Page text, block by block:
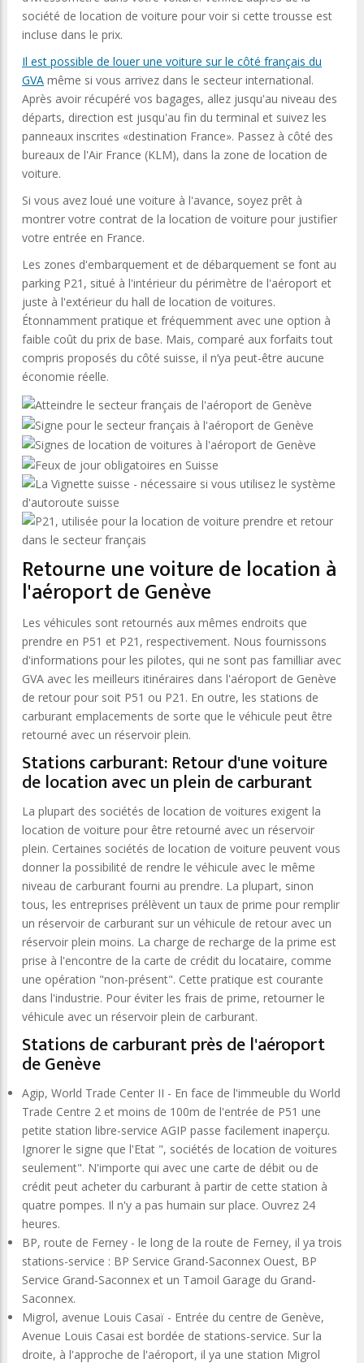
société de location de voiture pour voir si cette trousse est
incluse dans le prix.
Il est possible de louer une voiture sur le côté français du
GVA même si vous arrivez dans le secteur international.
Après avoir récupéré vos bagages, allez jusqu'au niveau des
départs, direction est jusqu'au fin du terminal et suivez les
panneaux inscrites «destination France». Passez à côté des
bureaux de l'Air France (KLM), dans la zone de location de
voiture.
Si vous avez loué une voiture à l'avance, soyez prêt à
montrer votre contrat de la location de voiture pour justifier
votre entrée en France.
Les zones d'embarquement et de débarquement se font au
parking P21, situé à l'intérieur du périmètre de l'aéroport et
juste à l'extérieur du hall de location de voitures.
Étonnamment pratique et fréquemment avec une option à
faible coût du prix de base. Mais, comparé aux forfaits tout
compris proposés du côté suisse, il n’ya peut-être aucune
économie réelle.
Retourne une voiture de location à
l'aéroport de Genève
Les véhicules sont retournés aux mêmes endroits que
prendre en P51 et P21, respectivement. Nous fournissons
d'informations pour les pilotes, qui ne sont pas familliar avec
GVA avec les meilleurs itinéraires dans l'aéroport de Genève
de retour pour soit P51 ou P21. En outre, les stations de
carburant emplacements de sorte que le véhicule peut être
retourné avec un réservoir plein.
Stations carburant: Retour d'une voiture
de location avec un plein de carburant
La plupart des sociétés de location de voitures exigent la
location de voiture pour être retourné avec un réservoir
plein. Certaines sociétés de location de voiture peuvent vous
donner la possibilité de rendre le véhicule avec le même
niveau de carburant fourni au prendre. La plupart, sinon
tous, les entreprises prélèvent un taux de prime pour remplir
un réservoir de carburant sur ​​un véhicule de retour avec un
réservoir plein moins. La charge de recharge de la prime est
prise à l'encontre de la carte de crédit du locataire, comme
une opération "non-présent". Cette pratique est courante
dans l'industrie. Pour éviter les frais de prime, retourner le
véhicule avec un réservoir plein de carburant.
Stations de carburant près de l'aéroport
de Genève
Agip, World Trade Center II - En face de l'immeuble du World
Trade Centre 2 et moins de 100m de l'entrée de P51 une
petite station libre-service AGIP passe facilement inaperçu.
Ignorer le signe que l'Etat ", sociétés de location de voitures
seulement". N'importe qui avec une carte de débit ou de
crédit peut acheter du carburant à partir de cette station à
quatre pompes. Il n'y a pas humain sur place. Ouvrez 24
heures.
BP, route de Ferney - le long de la route de Ferney, il ya trois
stations-service : BP Service Grand-Saconnex Ouest, BP
Service Grand-Saconnex et un Tamoil Garage du Grand-
Saconnex.
Migrol, avenue Louis Casaï - Entrée du centre de Genève,
Avenue Louis Casai est bordée de stations-service. Sur la
droite, à l'approche de l'aéroport, il ya une station Migrol